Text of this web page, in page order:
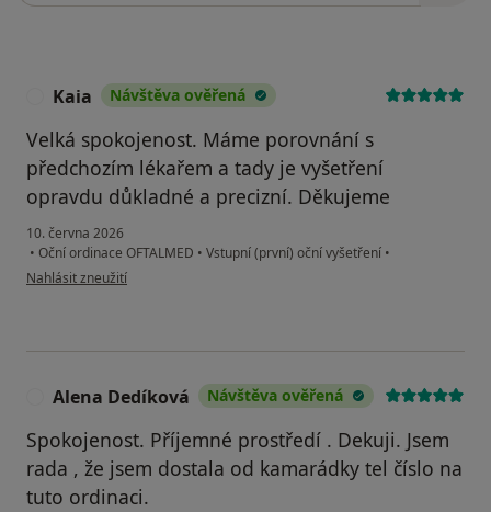
Kaia Návštěva ověřená
Velká spokojenost. Máme porovnání s
předchozím lékařem a tady je vyšetření
opravdu důkladné a precizní. Děkujeme
10. června 2026
• Oční ordinace OFTALMED • Vstupní (první) oční vyšetření •
podle názoru uživatele Kaia
Nahlásit zneužití
Alena Dedíková Návštěva ověřená
Spokojenost. Příjemné prostředí . Dekuji. Jsem
rada , že jsem dostala od kamarádky tel číslo na
tuto ordinaci.